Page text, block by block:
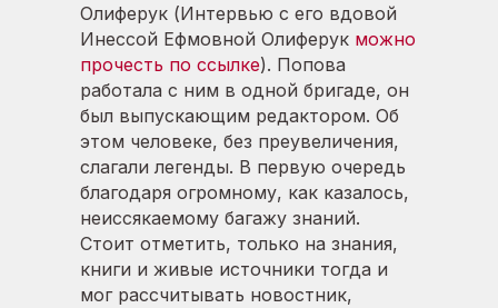
Олиферук (Интервью с его вдовой
Инессой Ефмовной Олиферук можно
прочесть по ссылке). Попова
работала с ним в одной бригаде, он
был выпускающим редактором. Об
этом человеке, без преувеличения,
слагали легенды. В первую очередь
благодаря огромному, как казалось,
неиссякаемому багажу знаний.
Стоит отметить, только на знания,
книги и живые источники тогда и
мог рассчитывать новостник,